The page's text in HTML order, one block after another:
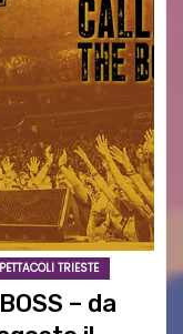
TRIESTE
– da